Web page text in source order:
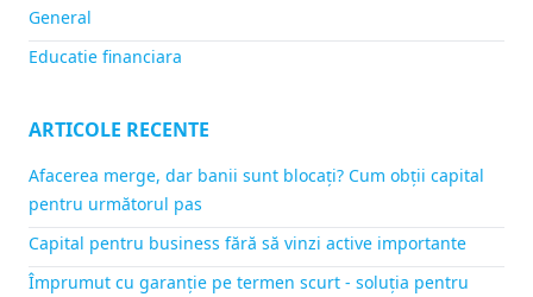
General
Educatie financiara
ARTICOLE RECENTE
Afacerea merge, dar banii sunt blocați? Cum obții capital
pentru următorul pas
Capital pentru business fără să vinzi active importante
Împrumut cu garanție pe termen scurt - soluția pentru